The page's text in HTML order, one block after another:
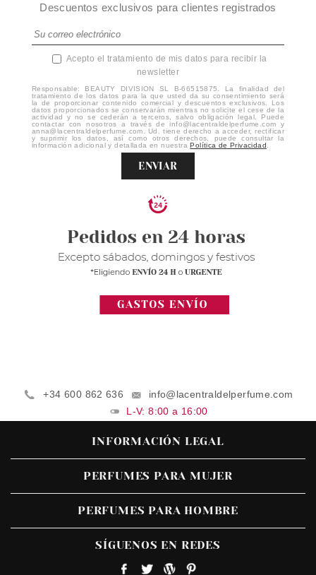
Descuentos exclusivos para clientes registrados
Acepto el tratamiento de mis datos para recibir la
newsletter
Responsable: BEAUTY DIVISION SL B-66515875. La finalidad del
tratamiento de los datos para la que usted da su consentimiento será
la de proporcionar contenido comercial y descuentos exclusivos. Los
datos proporcionados se conservarán mientras no solicite el cese de la
actividad y no se cederán a terceros, salvo obligación legal. Puede
contactar con nosotros a través de info@lacentraldelperfume.com y
anna@lacentraldelperfume.com. Ud. tiene derecho a acceder, rectificar
y suprimir los datos, así como otros derechos, puede consultar la
información adicional y detallada en nuestraPolítica de Privacidad
ENVIAR
+34 600 862 636
info@lacentraldelperfume.com
L-V: 8:00 a 16:00
INFORMACIÓN LEGAL
PERFUMES PARA MUJER
PERFUMES PARA HOMBRE
SÍGUENOS EN REDES